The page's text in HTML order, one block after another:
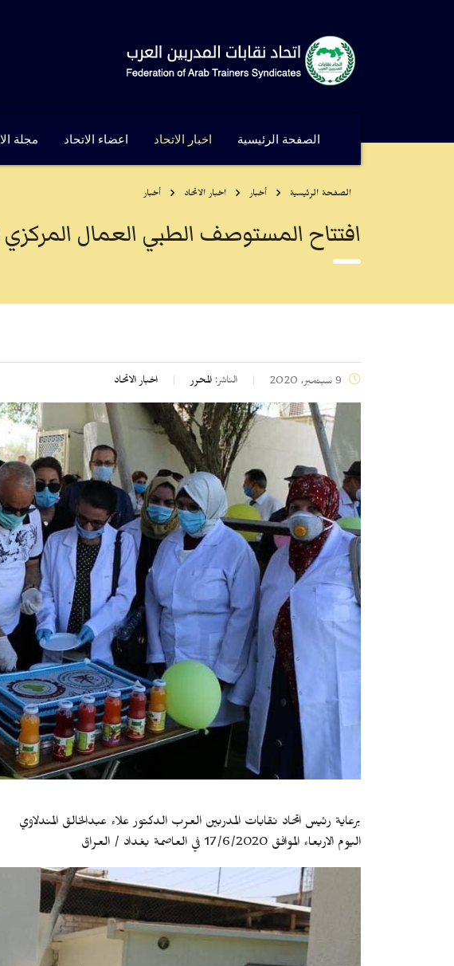
الصفحة الرئيسية اخبار الاتحاد اعضاء الاتحاد مجلة
الصفحة الرئيسية أخبار اخبار الاتحاد أخبار
افتتاح المستوصف الطبي العمال المركزي
الناشر: المحرر اخبار الاتحاد
برعاية رئيس اتحاد نقابات المدربين العرب الدكتور علاء عبدالخالق المندلاوي
اليوم الاربعاء الموافق 17/6/2020 في العاصمة بغداد / العراق